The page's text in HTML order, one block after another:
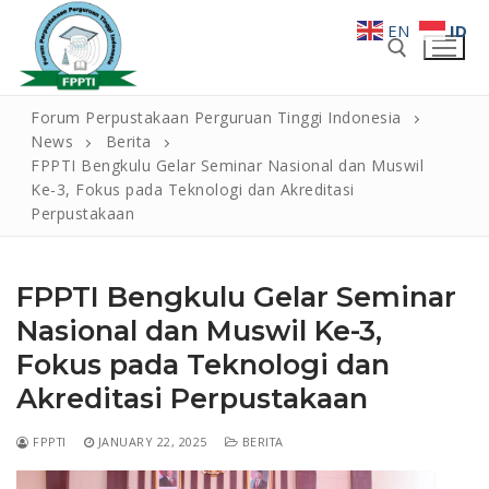
Home
Profil
Sekapur Sirih
Visi Misi
FPPTI Wilayah
Keanggotaan
Forum Perpustakaan Perguruan Tinggi Indonesia
News
Berita
FPPTI Bengkulu Gelar Seminar Nasional dan Muswil
Ke-3, Fokus pada Teknologi dan Akreditasi
Perpustakaan
FPPTI Bengkulu Gelar Seminar
Nasional dan Muswil Ke-3,
Fokus pada Teknologi dan
Akreditasi Perpustakaan
FPPTI JANUARY 22, 2025 BERITA
EN ID